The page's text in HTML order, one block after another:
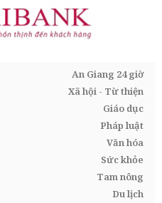
An Giang 24 giờ
Xã hội - Từ thiện
Giáo dục
Pháp luật
Văn hóa
Sức khỏe
Tam nông
Du lịch